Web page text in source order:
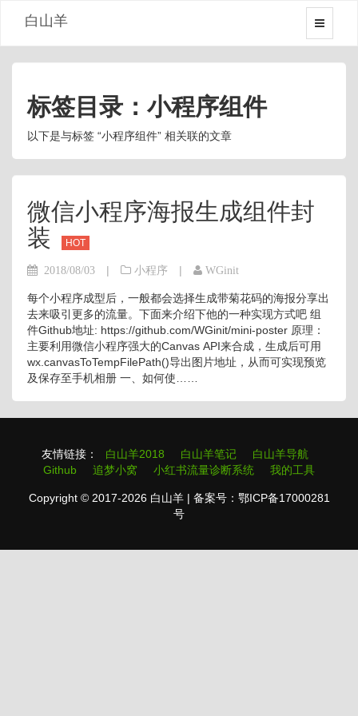
白山羊
标签目录：小程序组件
以下是与标签 “小程序组件” 相关联的文章
微信小程序海报生成组件封
装
HOT
2018/08/03 | 小程序 | WGinit
每个小程序成型后，一般都会选择生成带菊花码的海报分享出
去来吸引更多的流量。下面来介绍下他的一种实现方式吧 组
件Github地址: https://github.com/WGinit/mini-poster 原理：
主要利用微信小程序强大的Canvas API来合成，生成后可用
wx.canvasToTempFilePath()导出图片地址，从而可实现预览
及保存至手机相册 一、如何使……
友情链接： 白山羊2018 白山羊笔记
白山羊导航
Github
追梦小窝 小红书流量诊断系统 我的工具
Copyright © 2017-2026 白山羊 | 备案号：鄂ICP备17000281
号